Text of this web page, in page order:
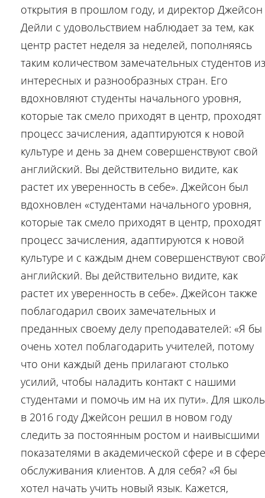
открытия в прошлом году, и директор Джейсон
Дейли с удовольствием наблюдает за тем, как
центр растет неделя за неделей, пополняясь
таким количеством замечательных студентов из
интересных и разнообразных стран. Его
вдохновляют студенты начального уровня,
которые так смело приходят в центр, проходят
процесс зачисления, адаптируются к новой
культуре и день за днем совершенствуют свой
английский. Вы действительно видите, как
растет их уверенность в себе». Джейсон был
вдохновлен «студентами начального уровня,
которые так смело приходят в центр, проходят
процесс зачисления, адаптируются к новой
культуре и с каждым днем совершенствуют
английский. Вы действительно видите, как
растет их уверенность в себе». Джейсон также
поблагодарил своих замечательных и
преданных своему делу преподавателей: «Я бы
очень хотел поблагодарить учителей, потому
что они каждый день прилагают столько
усилий, чтобы наладить контакт с нашими
студентами и помочь им на их пути». Для
в 2016 году Джейсон решил в новом году
следить за постоянным ростом и наивысшими
показателями в академической сфере и в сфере
обслуживания клиентов. А для себя? «Я бы
хотел начать учить новый язык. Кажется,